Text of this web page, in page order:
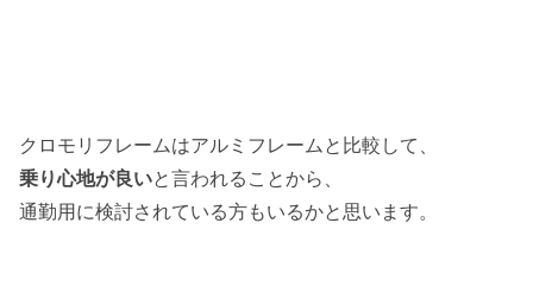
クロモリフレームはアルミフレームと比較して、
乗り心地が良いと言われることから、
通勤用に検討されている方もいるかと思います。